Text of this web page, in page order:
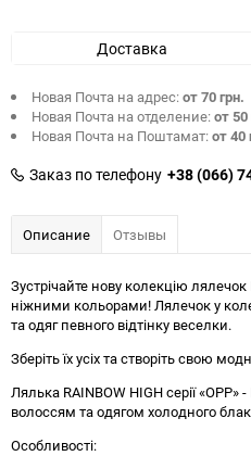
Доставка
Новая Почта на адрес:от 70 грн.
Новая Почта на отделение:от 50
Новая Почта на Поштамат:от 40
Заказ по телефону +38 (066)
Описание Отзывы
Зустрічайте нову колекцію
ніжними кольорами! Лялечок у
та одяг певного відтінку веселки.
Зберіть їх усіх та створіть свою
Лялька RAINBOW HIGH серії
волоссям та одягом холодного
Особливості: